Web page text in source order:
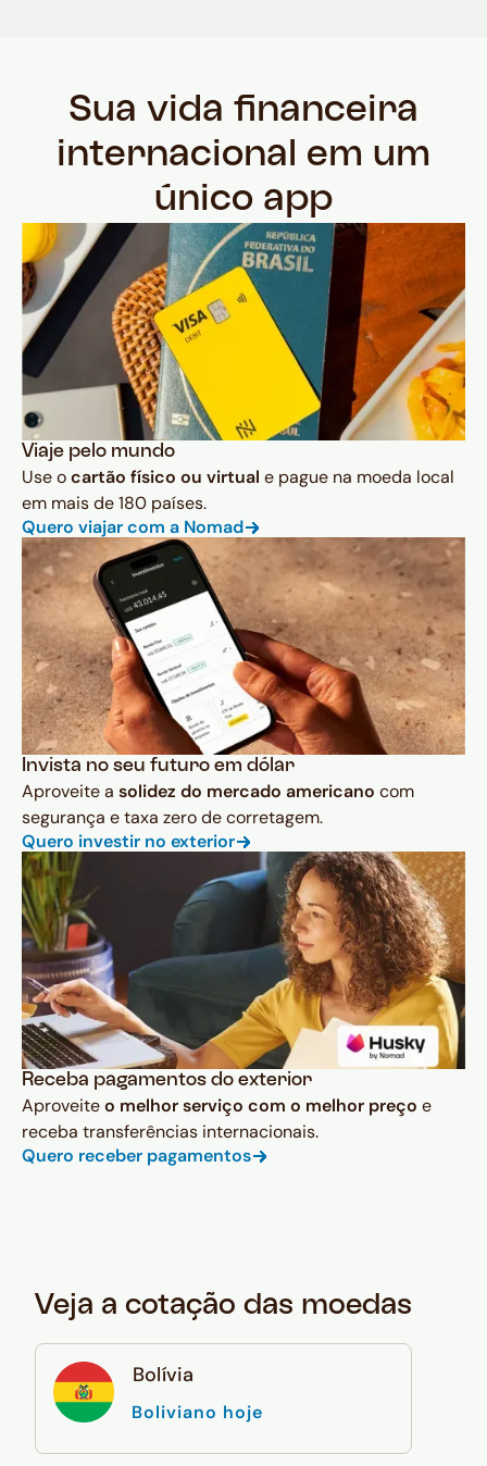
Sua vida financeira
internacional em um
único app
Viaje pelo mundo
Use ocartão físico ou virtual e pague na moeda local
em mais de 180 países.
Quero viajar com a Nomad
Invista no seu futuro em dólar
Aproveite a solidez do mercado americano com
segurança e taxa zero de corretagem.
Quero investir no exterior
Receba pagamentos do exterior
Aproveiteo melhor serviço com o melhor preço e
receba transferências internacionais.
Quero receber pagamentos
Veja a cotação das moedas
Bolívia
Boliviano hoje